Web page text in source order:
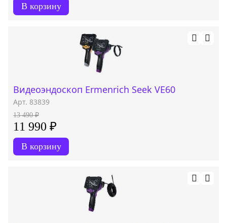
В корзину
Видеоэндоскоп Ermenrich Seek VE60
Арт. 83839
11 990 ₽
13 490 ₽
В корзину